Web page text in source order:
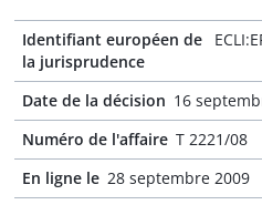
Identifiant européen de
la jurisprudence
Date de la décision 16
Numéro de l'affaire T 2221/08
En ligne le 28 septembre 2009